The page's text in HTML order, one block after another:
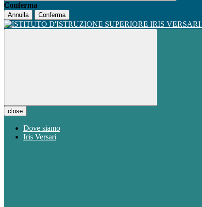
Conferma
Annulla Conferma
close
Dove siamo
Iris Versari